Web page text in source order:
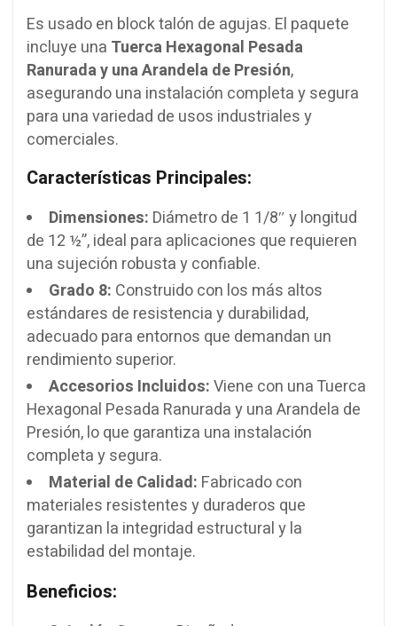
Es usado en block talón de agujas. El paquete
incluye una Tuerca Hexagonal Pesada
Ranurada y una Arandela de Presión,
asegurando una instalación completa y segura
para una variedad de usos industriales y
comerciales.
Características Principales:
Dimensiones: Diámetro de 1 1/8″ y longitud
de 12 ½”, ideal para aplicaciones que requieren
una sujeción robusta y confiable.
Grado 8: Construido con los más altos
estándares de resistencia y durabilidad,
adecuado para entornos que demandan un
rendimiento superior.
Accesorios Incluidos:Viene con una Tuerca
Hexagonal Pesada Ranurada y una Arandela de
Presión, lo que garantiza una instalación
completa y segura.
Material de Calidad: Fabricado con
materiales resistentes y duraderos que
garantizan la integridad estructural y la
estabilidad del montaje.
Beneficios: